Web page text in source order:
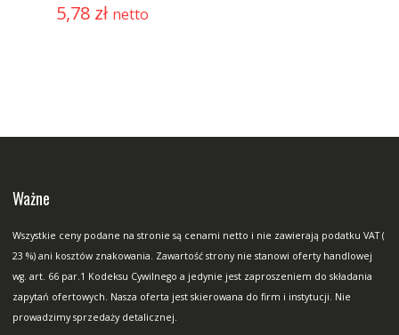
5,78 zł netto
Ważne
Wszystkie ceny podane na stronie są cenami netto i nie zawierają podatku VAT (
23 %) ani kosztów znakowania. Zawartość strony nie stanowi oferty handlowej
wg. art. 66 par.1 Kodeksu Cywilnego a jedynie jest zaproszeniem do składania
zapytań ofertowych. Nasza oferta jest skierowana do firm i instytucji. Nie
prowadzimy sprzedaży detalicznej.